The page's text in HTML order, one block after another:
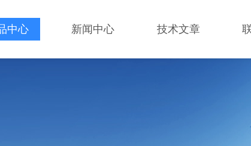
中心 新闻中心 技术文章